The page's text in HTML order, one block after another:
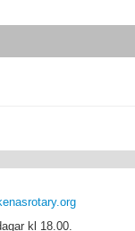
kl 18.00.